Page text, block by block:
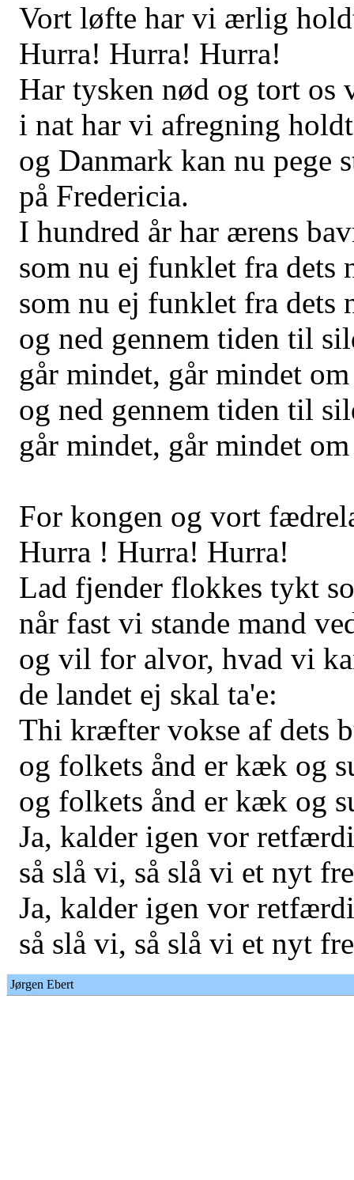
Vort løfte har vi ærlig
Hurra! Hurra! Hurra!
Har tysken nød og tort os
i nat har vi afregning
og Danmark kan nu pege
på Fredericia.
I hundred år har ærens
som nu ej funklet fra dets
som nu ej funklet fra dets
og ned gennem tiden til
går mindet, går mindet
og ned gennem tiden til
går mindet, går mindet
For kongen og vort
Hurra ! Hurra! Hurra!
Lad fjender flokkes tykt
når fast vi stande mand
og vil for alvor, hvad vi
de landet ej skal ta'e:
Thi kræfter vokse af dets
og folkets ånd er kæk og
og folkets ånd er kæk og
Ja, kalder igen vor
så slå vi, så slå vi et nyt
Ja, kalder igen vor
så slå vi, så slå vi et nyt
Jørgen Ebert